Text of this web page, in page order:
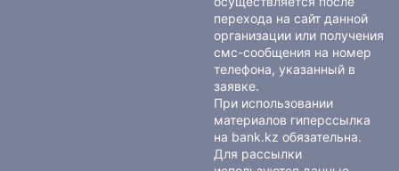
перехода на сайт данной
организации или получения
смс-сообщения на номер
телефона, указанный в
заявке.
При использовании
материалов гиперссылка
на bank.kz обязательна.
Для рассылки